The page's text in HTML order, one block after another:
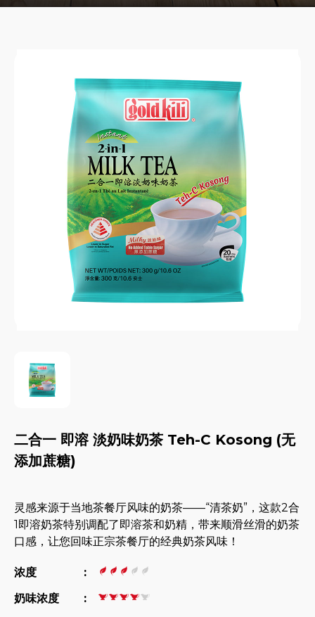
二合一 即溶 淡奶味奶茶 Teh-C Kosong (无
添加蔗糖)
灵感来源于当地茶餐厅风味的奶茶——“清茶奶”，这款2合
1即溶奶茶特别调配了即溶茶和奶精，带来顺滑丝滑的奶茶
口感，让您回味正宗茶餐厅的经典奶茶风味！
浓度
:
奶味浓度
: